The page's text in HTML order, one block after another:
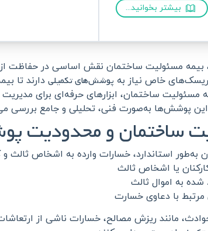
بیشتر بخوانید...
بیمه مسئولیت ساختمان نقش اساسی در حفاظت از
ریسک‌های خاص نیاز به پوشش‌های تکمیلی دارند تا
ساختمان، ابزارهای حرفه‌ای برای
این پوشش‌ها به‌صورت فنی، تحلیلی و جامع بررسی
ساختمان و محدودیت
به‌طور استاندارد، خسارات وارده به اشخاص
یا اشخاص ثالث
شده به اموال ثالث
با دعاوی خسارت
مانند ریزش مصالح، خسارات ناشی از